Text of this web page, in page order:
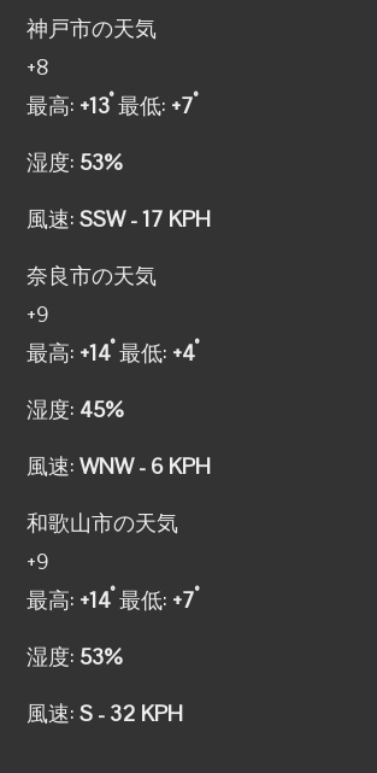
神戸市の天気
+8
最高: +13°最低: +7°
湿度: 53%
風速:SSW - 17 KPH
奈良市の天気
+9
最高: +14°最低: +4°
湿度: 45%
風速:WNW - 6 KPH
和歌山市の天気
+9
最高: +14°最低: +7°
湿度: 53%
風速:S - 32 KPH